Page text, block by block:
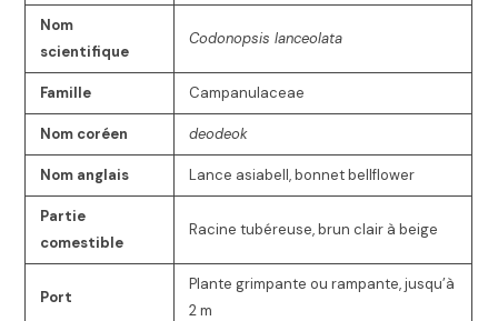
Nom
scientifique
Codonopsis lanceolata
Famille Campanulaceae
Nom coréen deodeok
Nom anglais Lance asiabell, bonnet bellflower
Partie
comestible
Racine tubéreuse, brun clair à beige
Port
Plante grimpante ou rampante, jusqu’à
2 m